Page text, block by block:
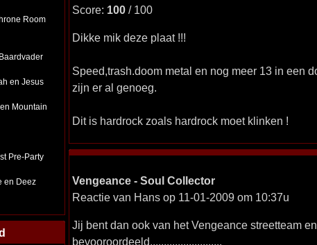
Room
en Jesus
Mountain
Pre-Party
en Deez
Score: 100/ 100
Dikke mik deze plaat !!!
Speed,trash.doom metal en nog meer 13 in een
zijn er al genoeg.
Dit is hardrock zoals hardrock moet klinken !
Vengeance - Soul Collector
Reactie van Hans op 11-01-2009 om 10:37u
Jij bent dan ook van het Vengeance streetteam
bevooroordeeld..........................